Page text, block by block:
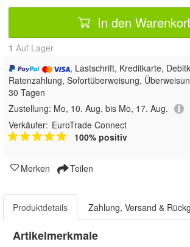
In den
1 Auf Lager
, Lastschrift, Kreditkarte,
Ratenzahlung, Sofortüberweisung,
30 Tagen
Zustellung: Mo, 10. Aug. bis Mo, 17. Aug.
Verkäufer: EuroTrade Connect
100% positiv
Merken Teilen
Produktdetails Zahlung, Versand &
Artikelmerkmale